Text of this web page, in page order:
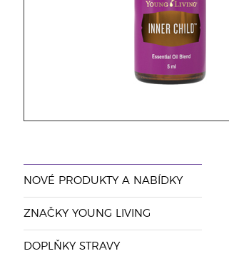
NOVÉ PRODUKTY A NABÍDKY
ZNAČKY YOUNG LIVING
DOPLŇKY STRAVY